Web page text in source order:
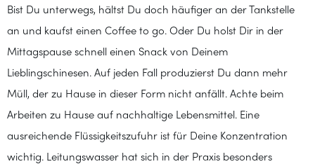
Bist Du unterwegs, hältst Du doch häufiger an der Tankstelle
an und kaufst einen Coffee to go. Oder Du holst Dir in der
Mittagspause schnell einen Snack von Deinem
Lieblingschinesen. Auf jeden Fall produzierst Du dann mehr
Müll, der zu Hause in dieser Form nicht anfällt. Achte beim
Arbeiten zu Hause auf nachhaltige Lebensmittel. Eine
ausreichende Flüssigkeitszufuhr ist für Deine Konzentration
wichtig. Leitungswasser hat sich in der Praxis besonders